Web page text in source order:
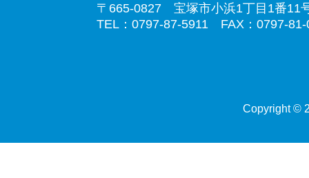
〒665-0827 宝塚市小浜1丁目1番11
TEL：0797-87-5911 FAX：0797-81-
Copyright ©